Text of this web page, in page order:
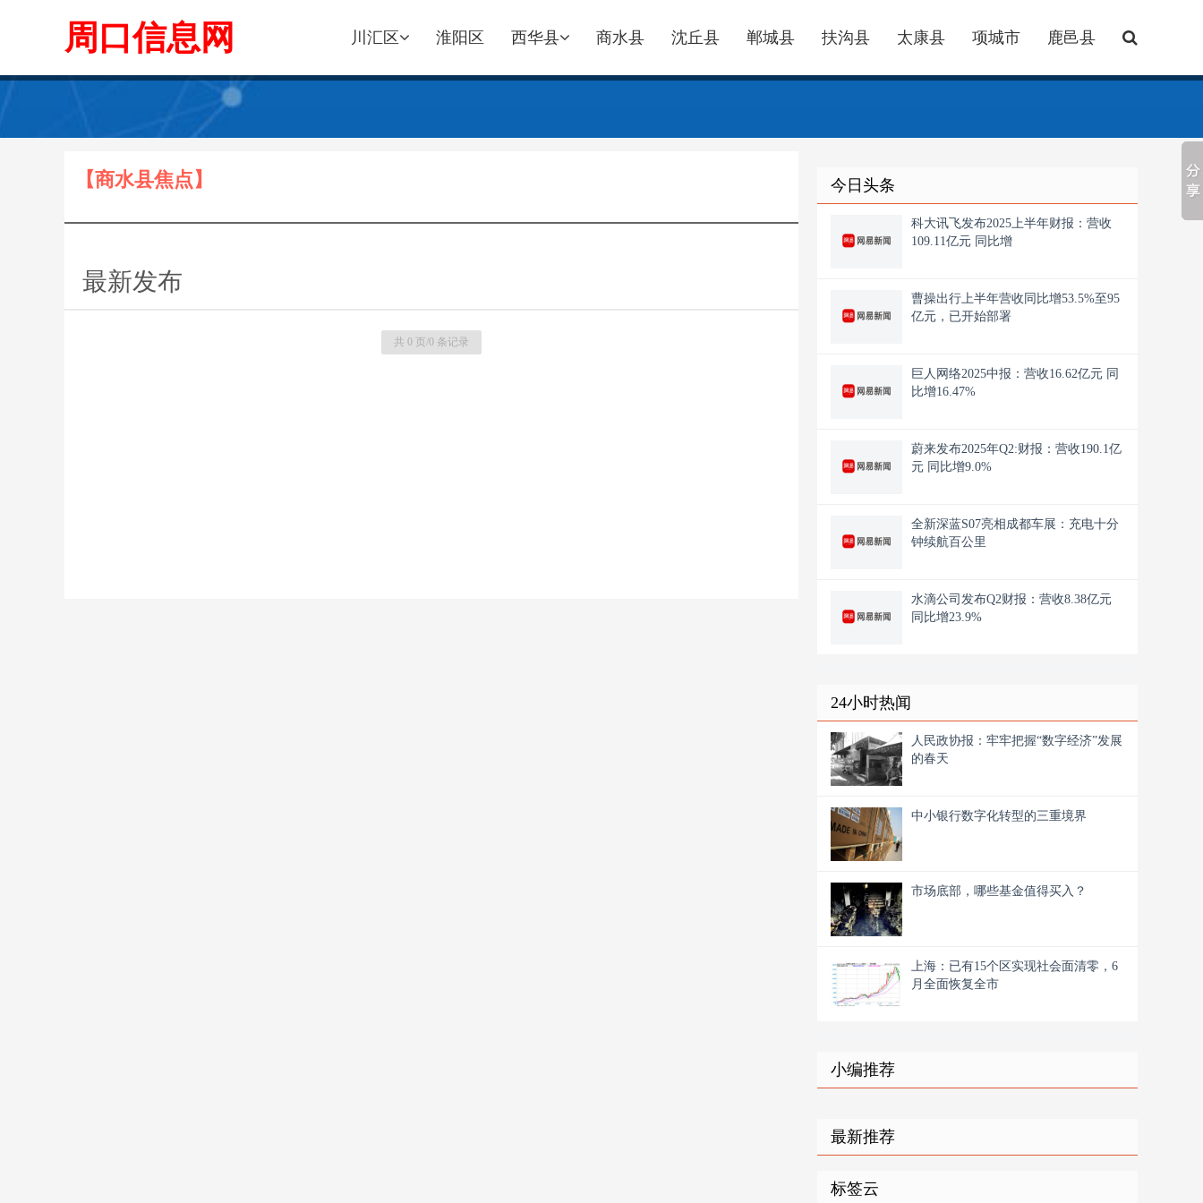
周口信息网 川汇区 淮阳区 西华县 商水县 沈丘县 郸城县 扶沟县 太康县 项城市 鹿邑县
【商水县焦点】
最新发布
共 0 页/0 条记录
今日头条
科大讯飞发布2025上半年财报：营收
109.11亿元 同比增
曹操出行上半年营收同比增53.5%至95
亿元，已开始部署
巨人网络2025中报：营收16.62亿元 同
比增16.47%
蔚来发布2025年Q2:财报：营收190.1亿
元 同比增9.0%
全新深蓝S07亮相成都车展：充电十分
钟续航百公里
水滴公司发布Q2财报：营收8.38亿元
同比增23.9%
24小时热闻
人民政协报：牢牢把握“数字经济”发展
的春天
中小银行数字化转型的三重境界
市场底部，哪些基金值得买入？
上海：已有15个区实现社会面清零，6
月全面恢复全市
小编推荐
最新推荐
标签云